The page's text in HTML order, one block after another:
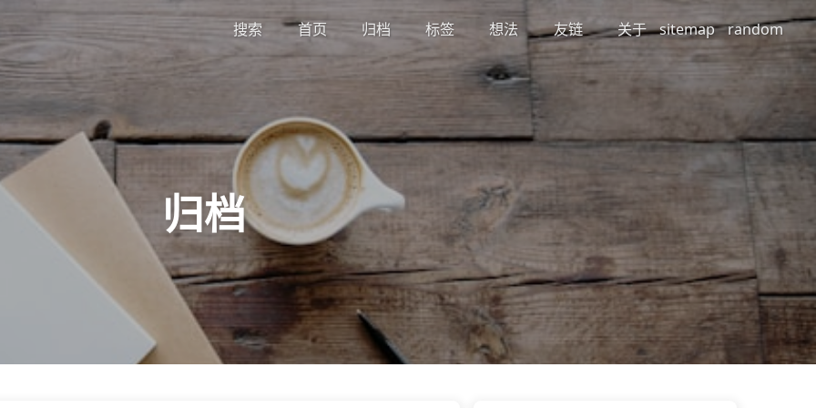
搜索 首页 归档 标签 想法 友链 关于 sitemap random
归档